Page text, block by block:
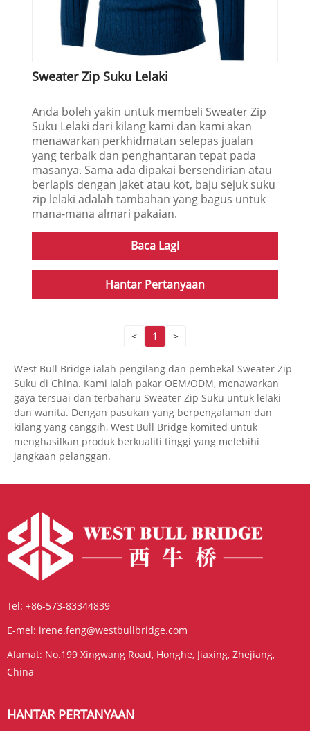
Sweater Zip Suku Lelaki
Anda boleh yakin untuk membeli Sweater Zip
Suku Lelaki dari kilang kami dan kami akan
menawarkan perkhidmatan selepas jualan
yang terbaik dan penghantaran tepat pada
masanya. Sama ada dipakai bersendirian atau
berlapis dengan jaket atau kot, baju sejuk suku
zip lelaki adalah tambahan yang bagus untuk
mana-mana almari pakaian.
Baca Lagi
Hantar Pertanyaan
< 1 >
West Bull Bridge ialah pengilang dan pembekal Sweater Zip
Suku di China. Kami ialah pakar OEM/ODM, menawarkan
gaya tersuai dan terbaharu Sweater Zip Suku untuk lelaki
dan wanita. Dengan pasukan yang berpengalaman dan
kilang yang canggih, West Bull Bridge komited untuk
menghasilkan produk berkualiti tinggi yang melebihi
jangkaan pelanggan.
Tel: +86-573-83344839
E-mel: irene.feng@westbullbridge.com
Alamat: No.199 Xingwang Road, Honghe, Jiaxing, Zhejiang,
China
HANTAR PERTANYAAN